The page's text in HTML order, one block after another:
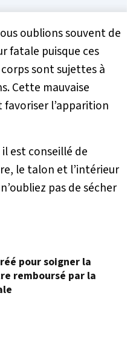
oublions souvent de
fatale puisque ces
sont sujettes à
Cette mauvaise
l’apparition
est conseillé de
le talon et l’intérieur
pas de sécher
pour soigner la
remboursé par la